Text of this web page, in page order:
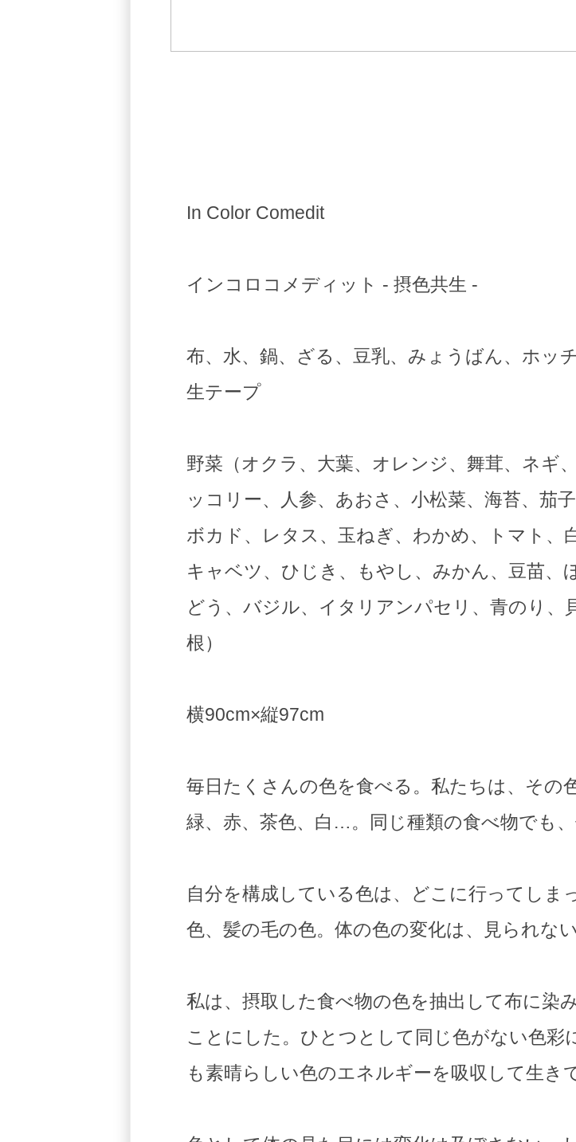
In Color Comedit
インコロコメディット - 摂色共生 -
布、水、鍋、ざる、豆乳、みょうばん、ホッ
生テープ
野菜（オクラ、大葉、オレンジ、舞茸、ネギ
ッコリー、人参、あおさ、小松菜、海苔、茄
ボカド、レタス、玉ねぎ、わかめ、トマト、
キャベツ、ひじき、もやし、みかん、豆苗、
どう、バジル、イタリアンパセリ、青のり、
根）
横90cm×縦97cm
毎日たくさんの色を食べる。私たちは、その
緑、赤、茶色、白…。同じ種類の食べ物でも
自分を構成している色は、どこに行ってしま
色、髪の毛の色。体の色の変化は、見られない
私は、摂取した食べ物の色を抽出して布に染
ことにした。ひとつとして同じ色がない色彩
も素晴らしい色のエネルギーを吸収して生き